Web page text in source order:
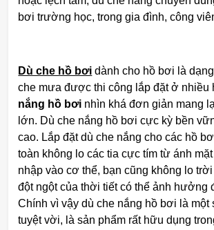
bơi trường học, trong gia đình, công
Dù che hồ bơi dành cho hồ bơi là
che mưa được thi công lắp đặt ở nhiều
nắng hồ bơi nhìn khá đơn giản mang
lớn. Dù che nắng hồ bơi cực kỳ bền
cao. Lắp đặt dù che nắng cho các hồ
toàn không lo các tia cực tím từ ánh
nhập vào cơ thể, bạn cũng không lo
đột ngột của thời tiết có thể ảnh hưởng
Chính vì vậy dù che nắng hồ bơi là một
tuyệt vời, là sản phẩm rất hữu dụng